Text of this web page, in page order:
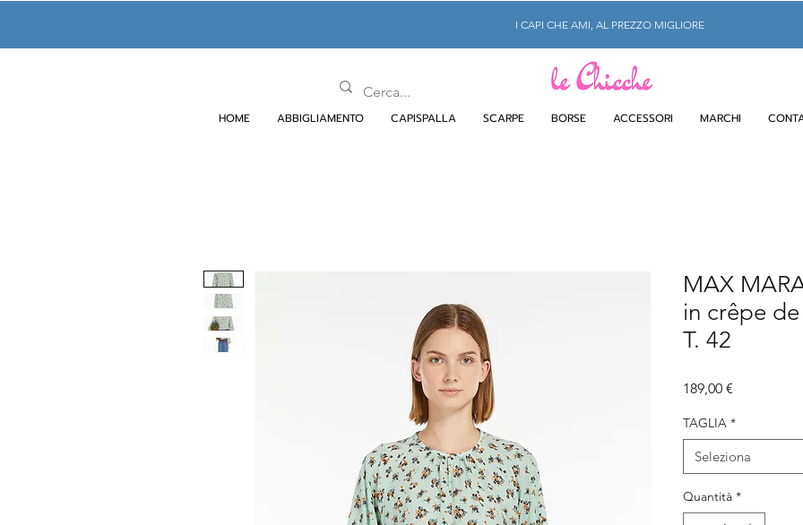
I CAPI CHE AMI, AL PREZZO MIGLIORE
HOME ABBIGLIAMENTO CAPISPALLA SCARPE BORSE ACCESSORI MARCHI
MAX
in crêpe
T. 42
189,00 €
TAGLIA *
Seleziona
Quantità *